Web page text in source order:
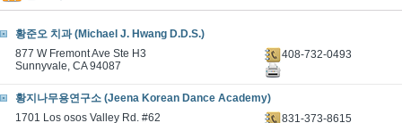
황준오 치과 (Michael J. Hwang D.D.S.)
877 W Fremont Ave Ste H3
Sunnyvale, CA 94087
408-732-0493
황지나무용연구소 (Jeena Korean Dance Academy)
1701 Los osos Valley Rd. #62
831-373-8615